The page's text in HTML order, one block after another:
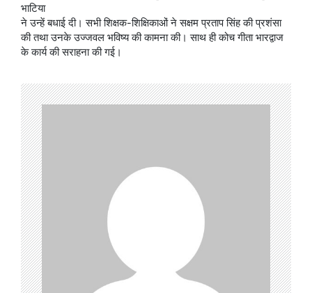
भाटिया
ने उन्हें बधाई दी। सभी शिक्षक-शिक्षिकाओं ने सक्षम प्रताप सिंह की प्रशंसा
की तथा उनके उज्जवल भविष्य की कामना की। साथ ही कोच गीता भारद्वाज
के कार्य की सराहना की गई।